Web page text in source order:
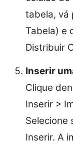
tabela, vá
Tabela) e
Distribuir
Inserir
Clique
Inserir >
Selecione
Inserir. A